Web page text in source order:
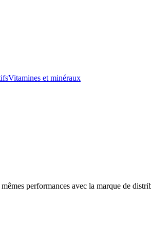
Vitamines et minéraux
performances avec la marque de